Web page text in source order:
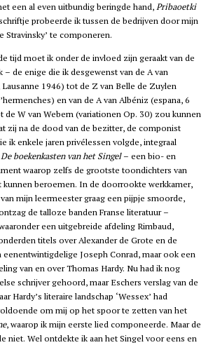
een al even uitbundig beringde hand,Pribaoetki
probeerde ik tussen de bedrijven door mijn
Stravinsky’ te componeren.
tijd moet ik onder de invloed zijn geraakt van de
de enige die ik desgewenst van de A van
Lausanne 1946) tot de Z van Belle de Zuylen
) en van de A van Albéniz (espana, 6
de W van Webern (variationenOp. 30) zou kunnen
zij na de dood van de bezitter, de componist
ik enkele jaren privélessen volgde, integraal
De boekenkasten van het Singel– een bio- en
waarop zelfs de grootste toondichters van
kunnen beroemen. In de doorrookte werkkamer,
mijn leermeester graag een pijpje smoorde,
de talloze banden Franse literatuur –
een uitgebreide afdeling Rimbaud,
titels over Alexander de Grote en de
eenentwintigdelige Joseph Conrad, maar ook een
van en over Thomas Hardy. Nu had ik nog
schrijver gehoord, maar Eschers verslag van de
Hardy’s literaire landschap ‘Wessex’ had
om mij op het spoor te zetten van het
, waarop ik mijn eerste lied componeerde. Maar de
niet. Wel ontdekte ik aan het Singel voor eens en